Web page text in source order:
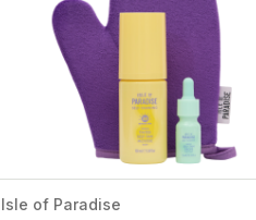
Isle of Paradise